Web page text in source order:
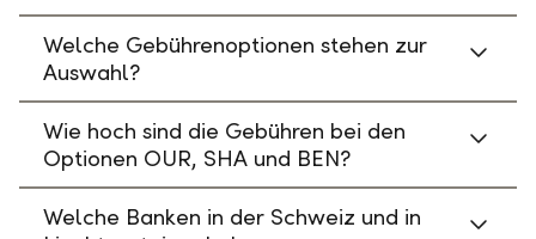
Welche Gebührenoptionen stehen zur
Auswahl?
Wie hoch sind die Gebühren bei den
Optionen OUR, SHA und BEN?
Welche Banken in der Schweiz und in